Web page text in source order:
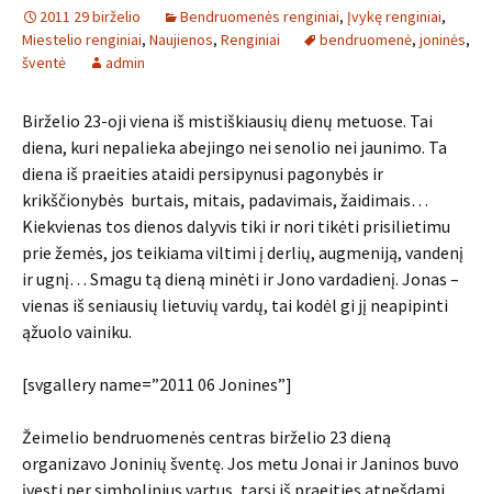
2011 29 birželio Bendruomenės renginiai, Įvykę renginiai,
Miestelio renginiai, Naujienos, Renginiai bendruomenė, joninės,
šventė
admin
Birželio 23-oji viena iš mistiškiausių dienų metuose. Tai
diena, kuri nepalieka abejingo nei senolio nei jaunimo. Ta
diena iš praeities ataidi persipynusi pagonybės ir
krikščionybės burtais, mitais, padavimais, žaidimais…
Kiekvienas tos dienos dalyvis tiki ir nori tikėti prisilietimu
prie žemės, jos teikiama viltimi į derlių, augmeniją, vandenį
ir ugnį… Smagu tą dieną minėti ir Jono vardadienį. Jonas –
vienas iš seniausių lietuvių vardų, tai kodėl gi jį neapipinti
ąžuolo vainiku.
[svgallery name=”2011 06 Jonines”]
Žeimelio bendruomenės centras birželio 23 dieną
organizavo Joninių šventę. Jos metu Jonai ir Janinos buvo
įvesti per simbolinius vartus, tarsi iš praeities atnešdami